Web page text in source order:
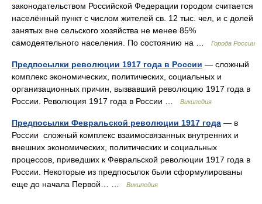
законодательством Российской Федерации городом считается
населённый пункт с числом жителей св. 12 тыс. чел, и с долей
занятых вне сельского хозяйства не менее 85%
самодеятельного населения. По состоянию на …
Города России
Предпосылки революции 1917 года в России — сложный
комплекс экономических, политических, социальных и
организационных причин, вызвавший революцию 1917 года в
России. Революция 1917 года в России …
Википедия
Предпосылки Февральской революции 1917 года — в
России сложный комплекс взаимосвязанных внутренних и
внешних экономических, политических и социальных
процессов, приведших к Февральской революции 1917 года в
России. Некоторые из предпосылок были сформулированы
еще до начала Первой… …
Википедия